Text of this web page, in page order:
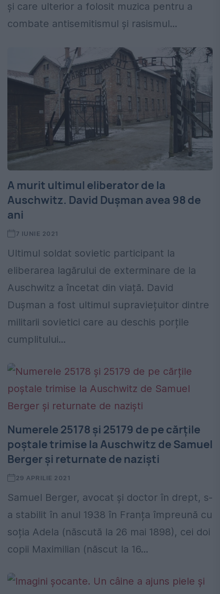
și care ulterior a folosit muzica pentru a
combate antisemitismul și rasismul...
A murit ultimul eliberator de la
Auschwitz. David Dușman avea 98 de
ani
7 IUNIE 2021
Ultimul soldat sovietic participant la
eliberarea lagărului de exterminare de la
Auschwitz a încetat din viață. David
Dușman a fost ultimul supraviețuitor dintre
militarii sovietici care au deschis porțile
cumplitului...
Numerele 25178 și 25179 de pe cărțile
poștale trimise la Auschwitz de Samuel
Berger și returnate de naziști
29 APRILIE 2021
Samuel Berger, avocat și doctor în drept, s-
a stabilit în anul 1938 în Franța împreună cu
soția Adela (născută la 26 mai 1898), cei doi
copii Maximilian (născut la 16...